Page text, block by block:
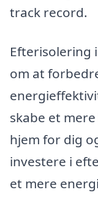
track record.
Efterisolering
om at
skabe et
hjem for dig
investere i
et mere